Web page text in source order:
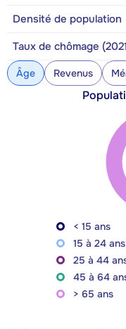
Densité de population
Taux de chômage
Âge Revenus
< 15 ans
15 à 24 ans
25 à 44
45 à 64
> 65 ans